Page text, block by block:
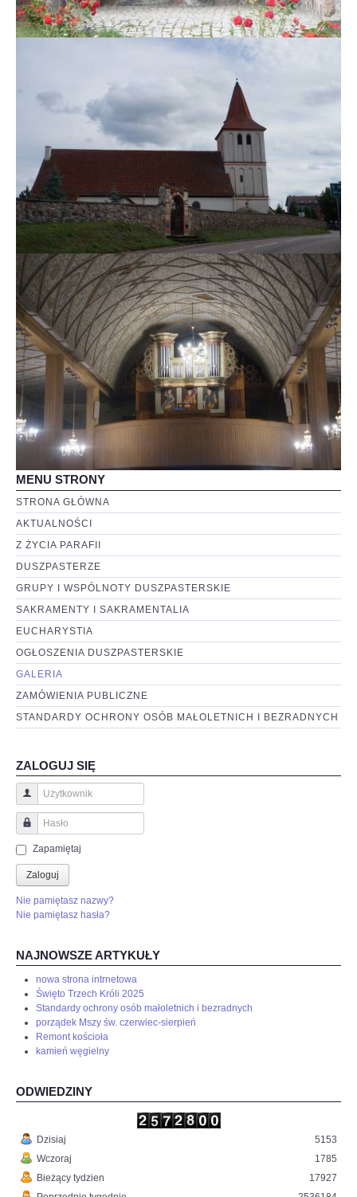
MENU STRONY
STRONA GŁÓWNA
AKTUALNOŚCI
Z ŻYCIA PARAFII
DUSZPASTERZE
GRUPY I WSPÓLNOTY DUSZPASTERSKIE
SAKRAMENTY I SAKRAMENTALIA
EUCHARYSTIA
OGŁOSZENIA DUSZPASTERSKIE
GALERIA
ZAMÓWIENIA PUBLICZNE
STANDARDY OCHRONY OSÓB MAŁOLETNICH I BEZRADNYCH
ZALOGUJ SIĘ
Użytkownik
Hasło
Zapamiętaj
Zaloguj
Nie pamiętasz nazwy?
Nie pamiętasz hasła?
NAJNOWSZE ARTYKUŁY
nowa strona intrnetowa
Święto Trzech Króli 2025
Standardy ochrony osób małoletnich i bezradnych
porządek Mszy św. czerwiec-sierpień
Remont kościoła
kamień węgielny
ODWIEDZINY
Dzisiaj
Wczoraj
Bieżący tydzien
5153
1785
17927